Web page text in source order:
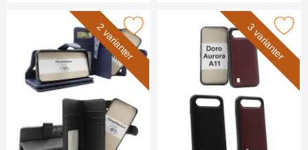
2 varianter
Doro Aurora A11 XL Magnet Lommebok Deksel som
3 varianter
Merk magnet Deksel Doro